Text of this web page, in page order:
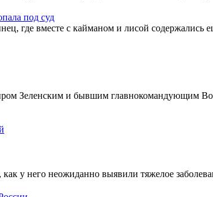
под суд
где вместе с кайманом и лисой содержались
Зеленским и бывшим главнокомандующим
у него неожиданно выявили тяжелое